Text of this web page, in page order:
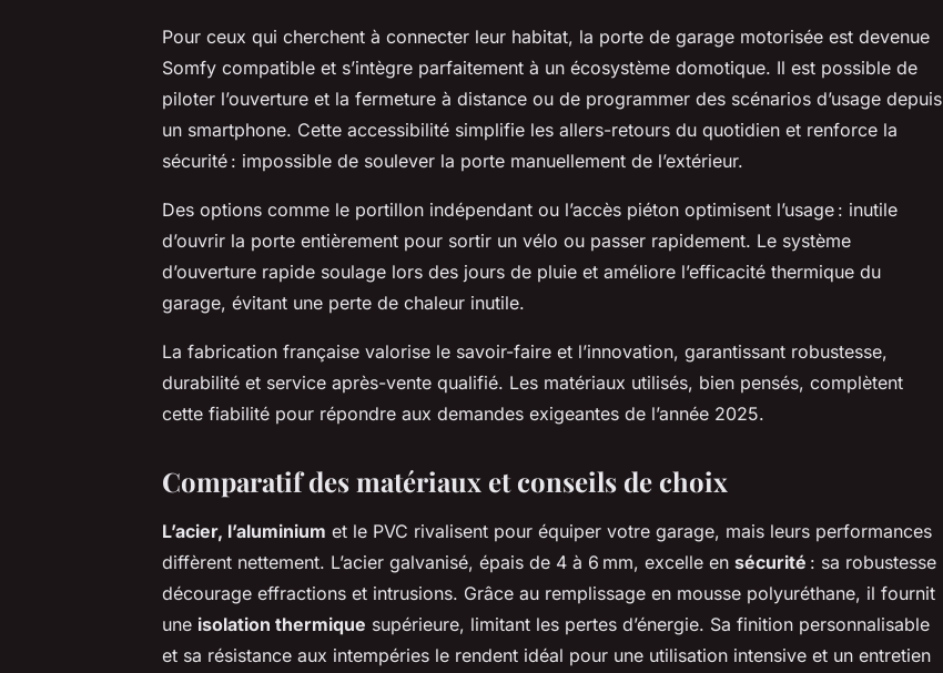
Pour ceux qui cherchent à connecter leur habitat, la porte de garage motorisée est devenue
Somfy compatible et s’intègre parfaitement à un écosystème domotique. Il est possible de
piloter l’ouverture et la fermeture à distance ou de programmer des scénarios d’usage depuis
un smartphone. Cette accessibilité simplifie les allers-retours du quotidien et renforce la
sécurité : impossible de soulever la porte manuellement de l’extérieur.
Des options comme le portillon indépendant ou l’accès piéton optimisent l’usage : inutile
d’ouvrir la porte entièrement pour sortir un vélo ou passer rapidement. Le système
d’ouverture rapide soulage lors des jours de pluie et améliore l’efficacité thermique du
garage, évitant une perte de chaleur inutile.
La fabrication française valorise le savoir-faire et l’innovation, garantissant robustesse,
durabilité et service après-vente qualifié. Les matériaux utilisés, bien pensés, complètent
cette fiabilité pour répondre aux demandes exigeantes de l’année 2025.
Comparatif des matériaux et conseils de choix
L’acier, l’aluminium et le PVC rivalisent pour équiper votre garage, mais leurs performances
diffèrent nettement. L’acier galvanisé, épais de 4 à 6 mm, excelle en sécurité : sa robustesse
décourage effractions et intrusions. Grâce au remplissage en mousse polyuréthane, il fournit
une isolation thermique supérieure, limitant les pertes d’énergie. Sa finition personnalisable
et sa résistance aux intempéries le rendent idéal pour une utilisation intensive et un entretien